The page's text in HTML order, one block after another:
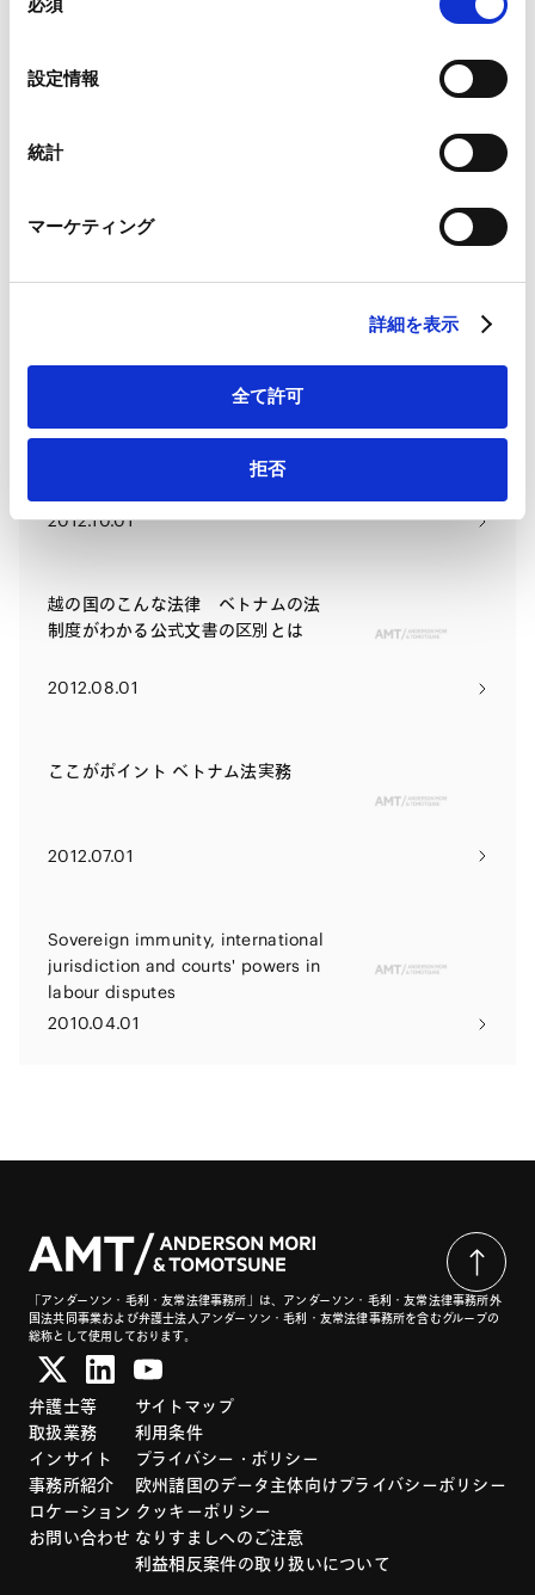
Google Analytics利用規約（
Marketo
外部サイト）
LinkedIn プライバシーポリシー（
HubSpot プライバシーポリシー（外部サイト）
必須
設定情報
統計
マーケティング
詳細を表示
全て許可
拒否
2013.07.01
Charity Law (Japan Chapter)
2012.10.01
越の国のこんな法律 ベトナムの法
制度がわかる公式文書の区別とは
2012.08.01
ここがポイント ベトナム法実務
2012.07.01
Sovereign immunity, international
jurisdiction and courts' powers in
labour disputes
2010.04.01
「アンダーソン・毛利・友常法律事務所」は、アンダーソン・毛利・友常法律事務所外
国法共同事業および弁護士法人アンダーソン・毛利・友常法律事務所を含むグループの
総称として使用しております。
弁護士等
取扱業務
インサイト
事務所紹介
ロケーション
お問い合わせ
サイトマップ
利用条件
プライバシー・ポリシー
欧州諸国のデータ主体向けプライバシーポリシー
クッキーポリシー
なりすましへのご注意
利益相反案件の取り扱いについて